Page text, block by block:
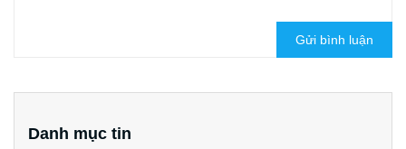
Gửi bình luận
Danh mục tin